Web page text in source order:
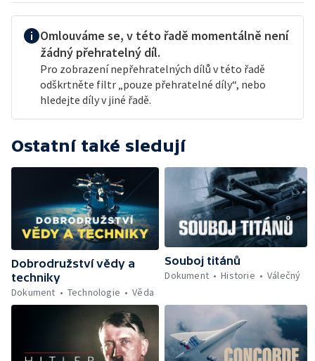
Omlouváme se, v této řadě momentálně není
žádný přehratelný díl.
Pro zobrazení nepřehratelných dílů v této řadě
odškrtněte filtr „pouze přehratelné díly“, nebo
hledejte díly v jiné řadě.
Ostatní také sledují
Dobrodružství vědy a
techniky
Dokument
Technologie Věda
Souboj titánů
Dokument
Historie Válečný